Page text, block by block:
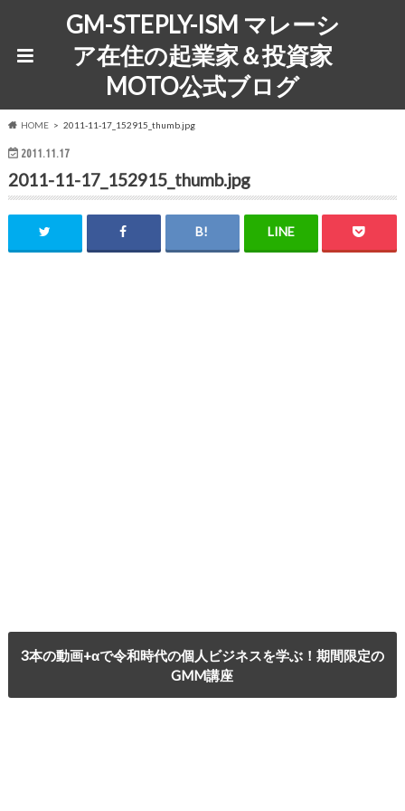
GM-STEPLY-ISM マレーシ
ア在住の起業家＆投資家
MOTO公式ブログ
HOME 2011-11-17_152915_thumb.jpg
2011.11.17
2011-11-17_152915_thumb.jpg
3本の動画+αで令和時代の個人ビジネスを学ぶ！期間限定の
GMM講座